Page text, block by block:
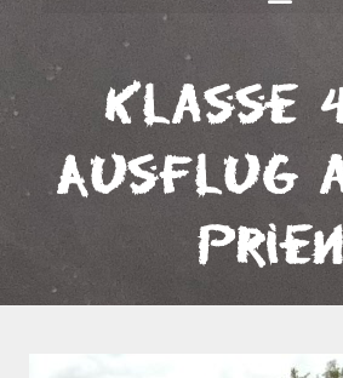
Klasse
Ausflug
Prien